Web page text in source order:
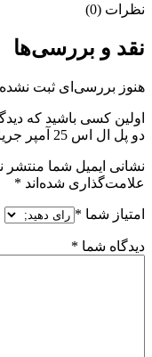
نظرات (0)
نقد و بررسی‌ها
هنوز بررسی‌ای ثبت
اولین کسی باشید که
دو پل ال اس 25 آمپر جریان نشتی 30mA”
نشانی ایمیل شما منتشر
علامت‌گذاری شده‌اند *
امتیاز شما *
دیدگاه شما *